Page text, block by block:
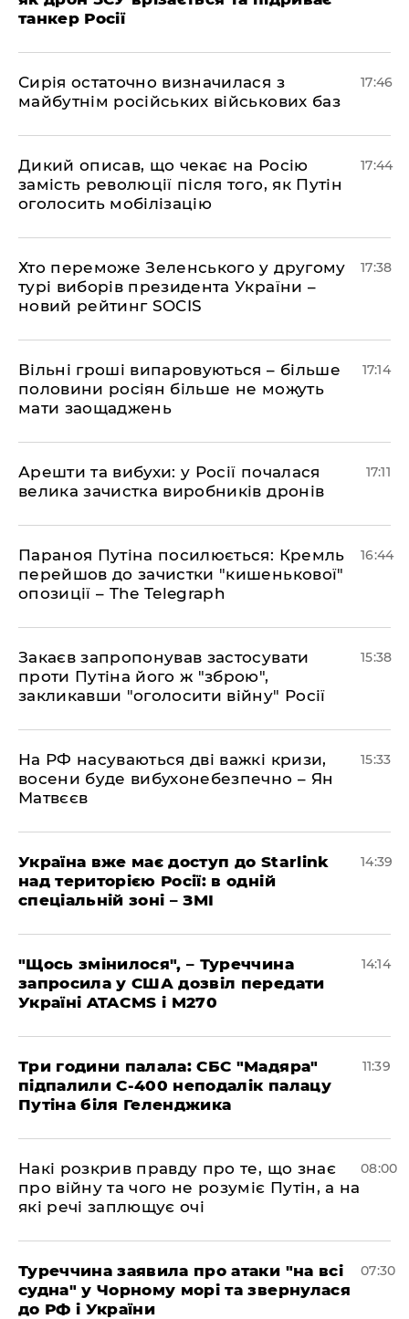
танкер Росії
Сирія остаточно визначилася з
майбутнім російських військових баз
17:46
Дикий описав, що чекає на Росію
замість революції після того, як Путін
оголосить мобілізацію
17:44
Хто переможе Зеленського у другому
турі виборів президента України –
новий рейтинг SOCIS
17:38
Вільні гроші випаровуються – більше
половини росіян більше не можуть
мати заощаджень
17:14
Арешти та вибухи: у Росії почалася
велика зачистка виробників дронів
17:11
Параноя Путіна посилюється: Кремль
перейшов до зачистки "кишенькової"
опозиції – The Telegraph
16:44
Закаєв запропонував застосувати
проти Путіна його ж "зброю",
закликавши "оголосити війну" Росії
15:38
На РФ насуваються дві важкі кризи,
восени буде вибухонебезпечно – Ян
Матвєєв
15:33
Україна вже має доступ до Starlink
над територією Росії: в одній
спеціальній зоні – ЗМІ
14:39
"Щось змінилося", – Туреччина
запросила у США дозвіл передати
Україні ATACMS і M270
14:14
Три години палала: СБС "Мадяра"
підпалили С-400 неподалік палацу
Путіна біля Геленджика
11:39
Накі розкрив правду про те, що знає
про війну та чого не розуміє Путін, а на
які речі заплющує очі
08:00
Туреччина заявила про атаки "на всі
судна" у Чорному морі та звернулася
до РФ і України
07:30